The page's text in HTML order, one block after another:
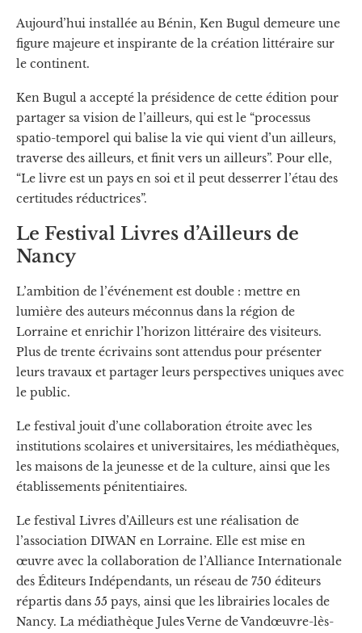
Aujourd’hui installée au Bénin, Ken Bugul demeure une
figure majeure et inspirante de la création littéraire sur
le continent.
Ken Bugul a accepté la présidence de cette édition pour
partager sa vision de l’ailleurs, qui est le “processus
spatio-temporel qui balise la vie qui vient d’un ailleurs,
traverse des ailleurs, et finit vers un ailleurs”. Pour elle,
“Le livre est un pays en soi et il peut desserrer l’étau des
certitudes réductrices”.
Le Festival Livres d’Ailleurs de
Nancy
L’ambition de l’événement est double : mettre en
lumière des auteurs méconnus dans la région de
Lorraine et enrichir l’horizon littéraire des visiteurs.
Plus de trente écrivains sont attendus pour présenter
leurs travaux et partager leurs perspectives uniques avec
le public.
Le festival jouit d’une collaboration étroite avec les
institutions scolaires et universitaires, les médiathèques,
les maisons de la jeunesse et de la culture, ainsi que les
établissements pénitentiaires.
Le festival Livres d’Ailleurs est une réalisation de
l’association DIWAN en Lorraine. Elle est mise en
œuvre avec la collaboration de l’Alliance Internationale
des Éditeurs Indépendants, un réseau de 750 éditeurs
répartis dans 55 pays, ainsi que les librairies locales de
Nancy. La médiathèque Jules Verne de Vandœuvre-lès-